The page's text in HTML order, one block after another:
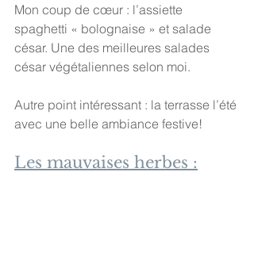
Mon coup de cœur : l’assiette
spaghetti « bolognaise » et salade
césar. Une des meilleures salades
césar végétaliennes selon moi.
Autre point intéressant : la terrasse l’été
avec une belle ambiance festive!
Les mauvaises herbes :